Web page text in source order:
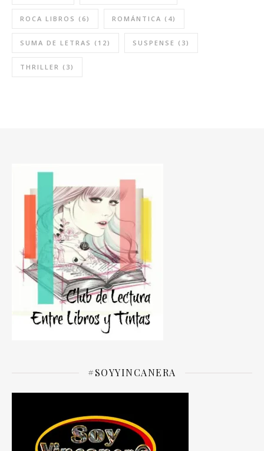
ROCA LIBROS (6) ROMÁNTICA (4)
SUMA DE LETRAS (12) SUSPENSE (3)
THRILLER (3)
#SOYYINCANERA